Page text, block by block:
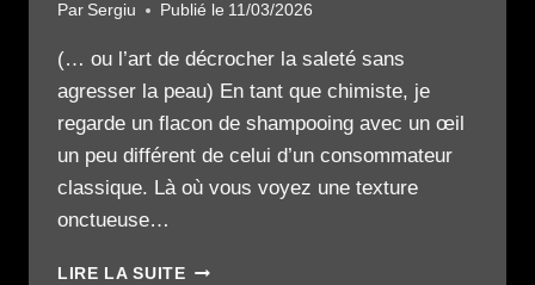
Par Sergiu Publié le 11/03/2026
(… ou l’art de décrocher la saleté sans
agresser la peau) En tant que chimiste, je
regarde un flacon de shampooing avec un œil
un peu différent de celui d’un consommateur
classique. Là où vous voyez une texture
onctueuse…
LIRE LA SUITELA